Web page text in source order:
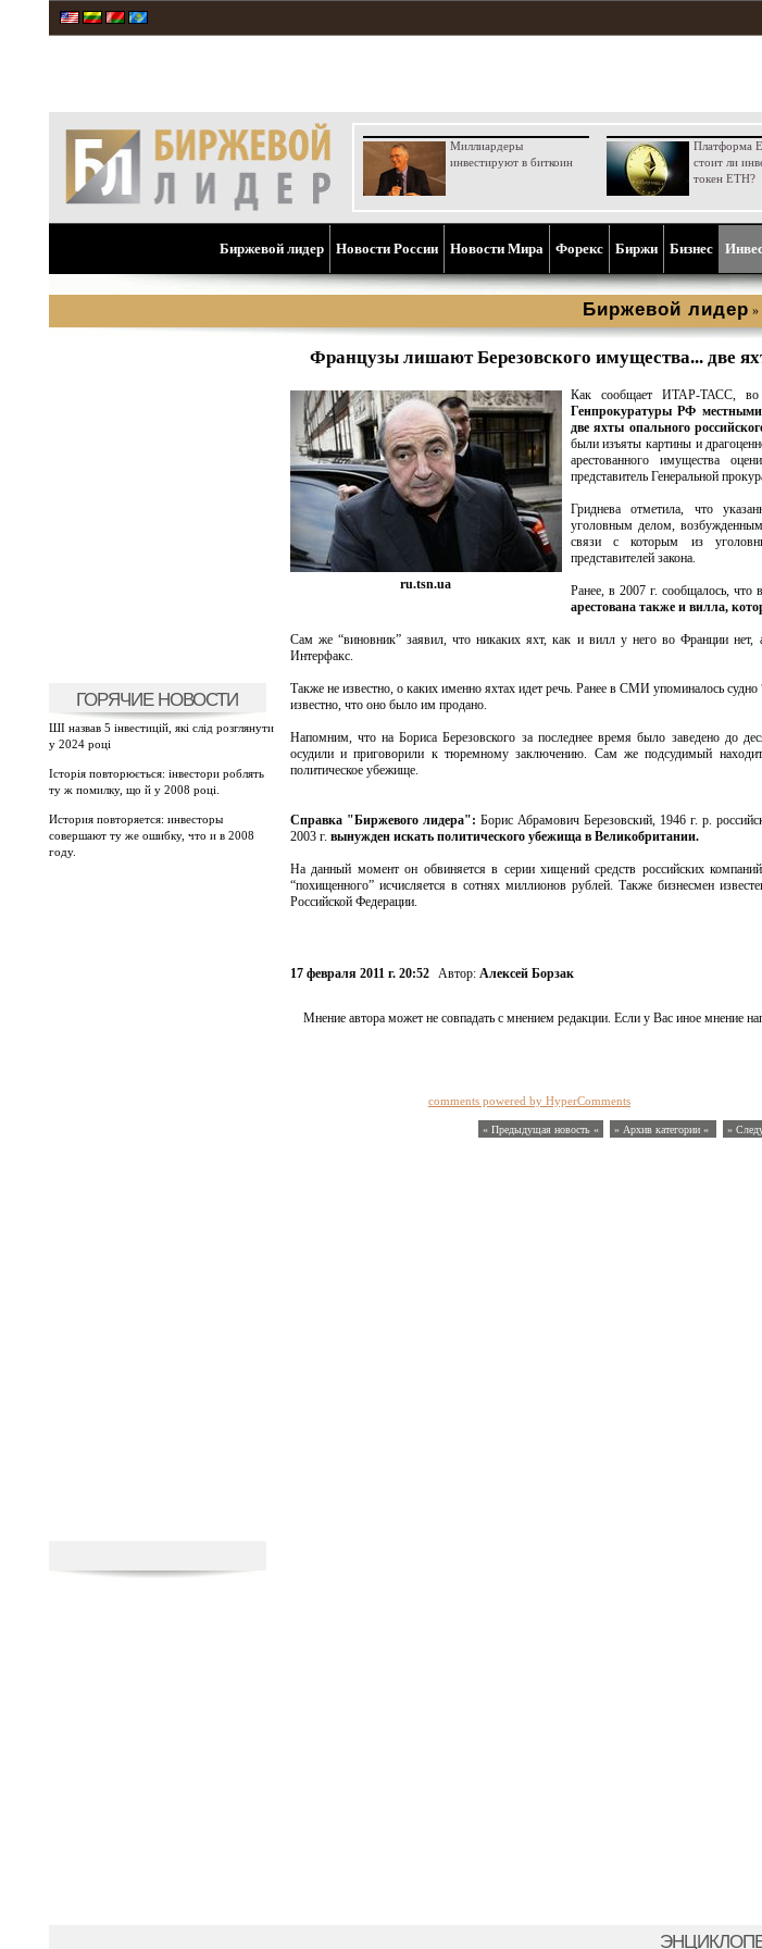
Миллиардеры
инвестируют в биткоин
Платформа
стоит ли
токен ETH?
Биржевой лидер Новости России Новости Мира Форекс Биржи Бизнес
Биржевой лидер »
ГОРЯЧИЕ НОВОСТИ
ШІ назвав 5 інвестицій, які слід розглянути
у 2024 році
Історія повторюється: інвестори роблять
ту ж помилку, що й у 2008 році.
История повторяется: инвесторы
совершают ту же ошибку, что и в 2008
году.
Французы лишают Березовского имущества... две
ru.tsn.ua
Как сообщает ИТАР-ТАСС,
Генпрокуратуры РФ
две яхты опального
были изъяты картины и
арестованного имущества
представитель Генеральной
Гриднева отметила, что
уголовным делом,
связи с которым из
представителей закона.
Ранее, в 2007 г. сообщалось,
арестована также и вилла,
Сам же “виновник” заявил, что никаких яхт, как и вилл у него во Франции нет,
Интерфакс.
Также не известно, о каких именно яхтах идет речь. Ранее в СМИ упоминалось
известно, что оно было им продано.
Напомним, что на Бориса Березовского за последнее время было заведено до
осудили и приговорили к тюремному заключению. Сам же подсудимый
политическое убежище.
Справка "Биржевого лидера": Борис Абрамович Березовский, 1946 г. р.
2003 г. вынужден искать политического убежища в Великобритании.
На данный момент он обвиняется в серии хищений средств российских
“похищенного” исчисляется в сотнях миллионов рублей. Также бизнесмен
Российской Федерации.
17 февраля 2011 г. 20:52 Автор: Алексей Борзак
Мнение автора может не совпадать с мнением редакции. Если у Вас иное мнение
comments powered by HyperComments
« Предыдущая новость « » Архив категории « »